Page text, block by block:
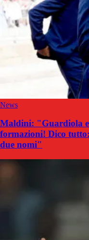
News
Maldini: "Guardiola
formazioni! Dico
due nomi"